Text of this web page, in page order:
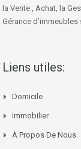
la Vente , Achat, la
Gérance
Liens utiles:
Domicile
Immobilier
À Propos De Nous